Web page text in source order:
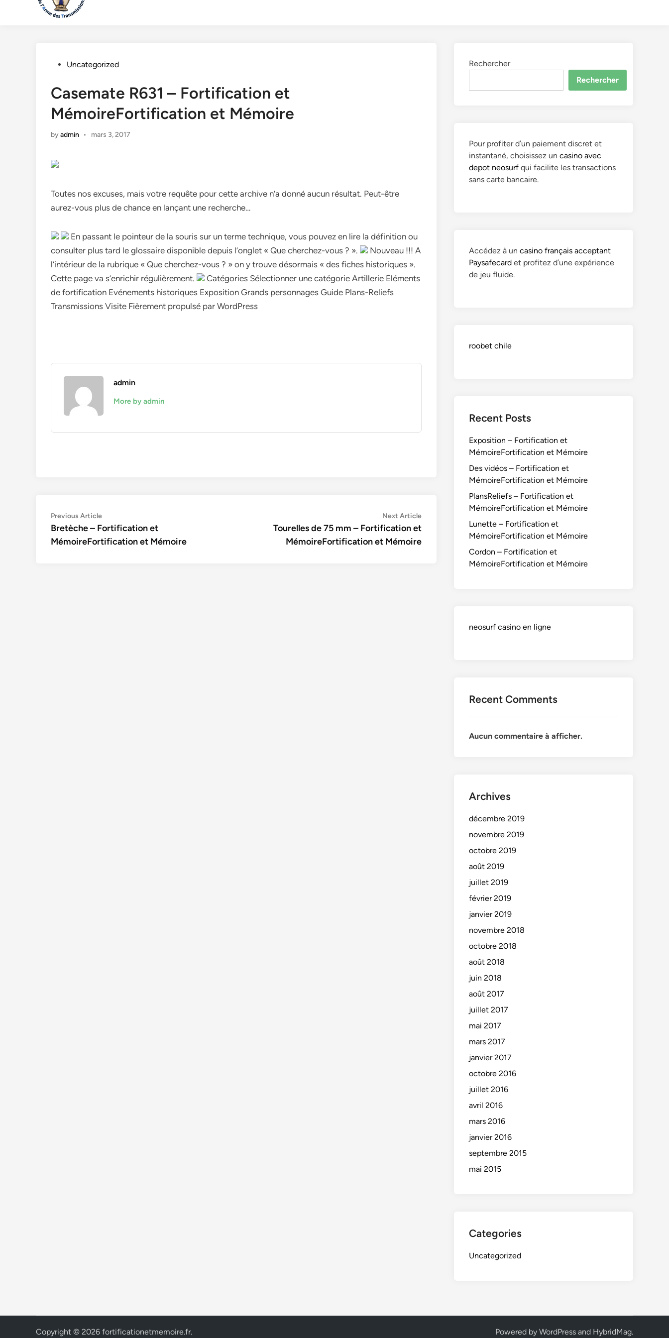
PostedUncategorized
Casemate R631 – Fortification et
MémoireFortification et Mémoire
byadmin • mars 3, 2017
Toutes nos excuses, mais votre requête pour cette archive n’a donné aucun résultat. Peut-être
aurez-vous plus de chance en lançant une recherche…
En passant le pointeur de la souris sur un terme technique, vous pouvez en lire la définition ou
consulter plus tard le glossaire disponible depuis l’onglet « Que cherchez-vous ? ».
Nouveau !!! A
l’intérieur de la rubrique « Que cherchez-vous ? » on y trouve désormais « des fiches historiques ».
Cette page va s’enrichir régulièrement.
Catégories Sélectionner une catégorie Artillerie Eléments
de fortification Evénements historiques Exposition Grands personnages Guide Plans-Reliefs
Transmissions Visite Fièrement propulsé par WordPress
admin
More by admin
Navigation
de
l’article
Previous ArticlePrevious
article:
Bretèche – Fortification et
MémoireFortification et Mémoire
Next ArticleNext
article:
Tourelles de 75 mm – Fortification et
MémoireFortification et Mémoire
Rechercher
Rechercher
Pour profiter d’un paiement discret et
instantané, choisissez un casino avec
depot neosurf qui facilite les transactions
sans carte bancaire.
Accédez à un casino français acceptant
Paysafecard et profitez d’une expérience
de jeu fluide.
roobet chile
Recent Posts
Exposition – Fortification et
MémoireFortification et Mémoire
Des vidéos – Fortification et
MémoireFortification et Mémoire
PlansReliefs – Fortification et
MémoireFortification et Mémoire
Lunette – Fortification et
MémoireFortification et Mémoire
Cordon – Fortification et
MémoireFortification et Mémoire
neosurf casino en ligne
Recent Comments
Aucun commentaire à afficher.
Archives
décembre 2019
novembre 2019
octobre 2019
août 2019
juillet 2019
février 2019
janvier 2019
novembre 2018
octobre 2018
août 2018
juin 2018
août 2017
juillet 2017
mai 2017
mars 2017
janvier 2017
octobre 2016
juillet 2016
avril 2016
mars 2016
janvier 2016
septembre 2015
mai 2015
Categories
Uncategorized
Copyright © 2026 fortificationetmemoire.fr. Powered by WordPress and HybridMag.